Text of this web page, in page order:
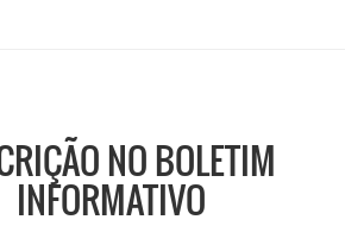
NO BOLETIM
INFORMATIVO